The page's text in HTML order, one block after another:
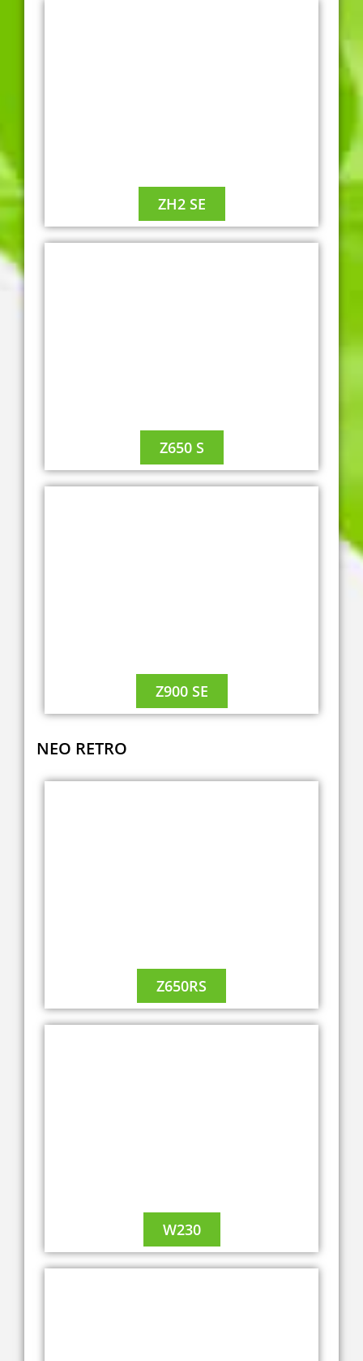
ZH2 SE
Z650 S
Z900 SE
NEO RETRO
Z650RS
W230